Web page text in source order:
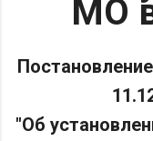
МО
"Об